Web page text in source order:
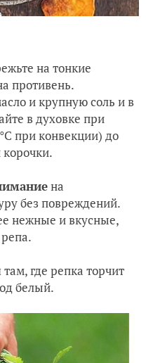
на тонкие
противень.
и крупную соль и в
в духовке при
при конвекции) до
на
без повреждений.
нежные и вкусные,
где репка торчит
белый.